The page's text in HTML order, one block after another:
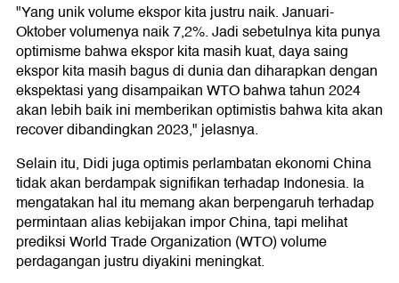
"Yang unik volume ekspor kita justru naik. Januari-
Oktober volumenya naik 7,2%. Jadi sebetulnya kita punya
optimisme bahwa ekspor kita masih kuat, daya saing
ekspor kita masih bagus di dunia dan diharapkan dengan
ekspektasi yang disampaikan WTO bahwa tahun 2024
akan lebih baik ini memberikan optimistis bahwa kita akan
recover dibandingkan 2023," jelasnya.
Selain itu, Didi juga optimis perlambatan ekonomi China
tidak akan berdampak signifikan terhadap Indonesia. Ia
mengatakan hal itu memang akan berpengaruh terhadap
permintaan alias kebijakan impor China, tapi melihat
prediksi World Trade Organization (WTO) volume
perdagangan justru diyakini meningkat.